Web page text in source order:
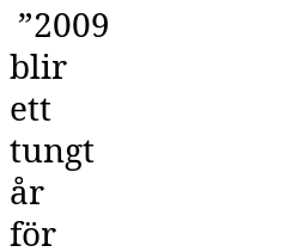
”2009
blir
ett
tungt
år
för